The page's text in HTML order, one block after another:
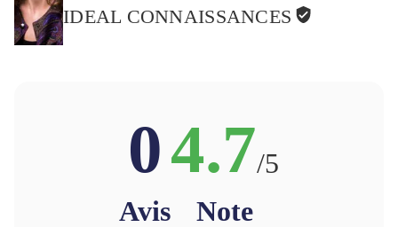
IDEAL CONNAISSANCES
0
Avis
4.7/5
Note